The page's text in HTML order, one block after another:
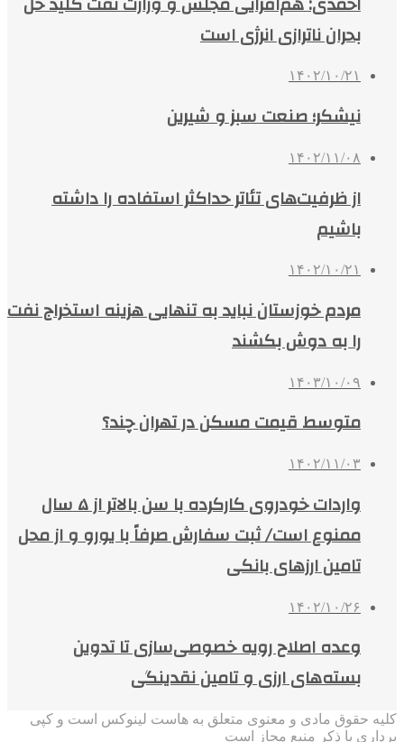
بحران ناترازی انرژی است
۱۴۰۲/۱۰/۲۱
نیشکر؛ صنعت سبز و شیرین
۱۴۰۲/۱۱/۰۸
از ظرفیت‌های تئاتر حداکثر استفاده را داشته
باشیم
۱۴۰۲/۱۰/۲۱
مردم خوزستان نباید به تنهایی هزینه استخراج نفت
را به دوش بکشند
۱۴۰۳/۱۰/۰۹
متوسط قیمت مسکن در تهران چند؟
۱۴۰۲/۱۱/۰۳
واردات خودروی کارکرده با سن بالاتر از ۵ سال
ممنوع است/ ثبت سفارش صرفاً با یورو و از محل
تامین ارزهای بانکی
۱۴۰۲/۱۰/۲۶
وعده اصلاح رویه خصوصی‌سازی‌ تا تدوین
بسته‌های ارزی و تامین نقدینگی
کلیه حقوق مادی و معنوی متعلق به هاست لینوکس است و کپی
برداری با ذکر منبع مجاز است